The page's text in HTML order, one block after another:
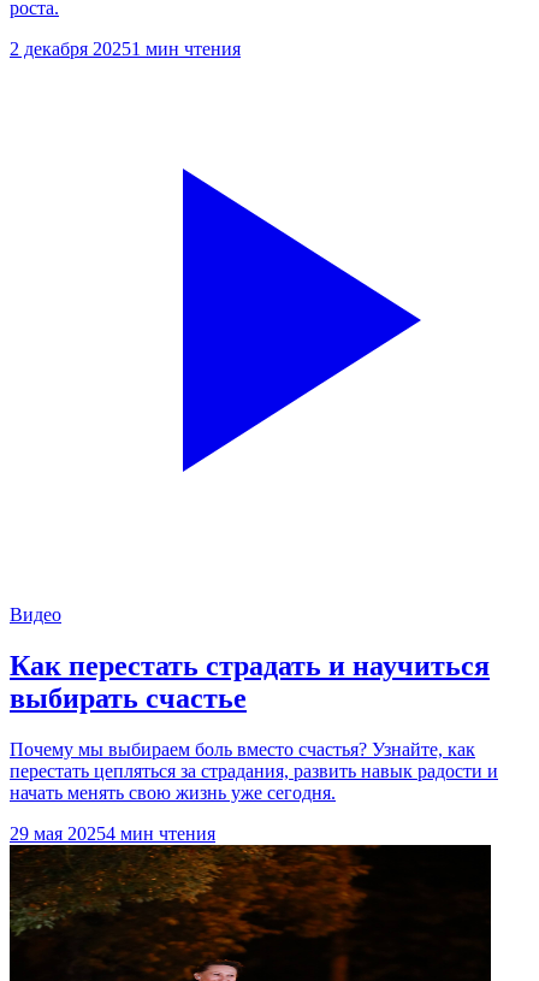
роста.
2 декабря 20251 мин чтения
Видео
Как перестать страдать и научиться
выбирать счастье
Почему мы выбираем боль вместо счастья? Узнайте, как
перестать цепляться за страдания, развить навык радости и
начать менять свою жизнь уже сегодня.
29 мая 20254 мин чтения